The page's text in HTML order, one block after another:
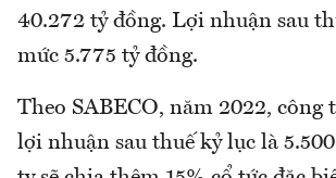
40.272 tỷ đồng. Lợi nhuận sau
mức 5.775 tỷ đồng.
Theo SABECO, năm 2022, công
lợi nhuận sau thuế kỷ lục là